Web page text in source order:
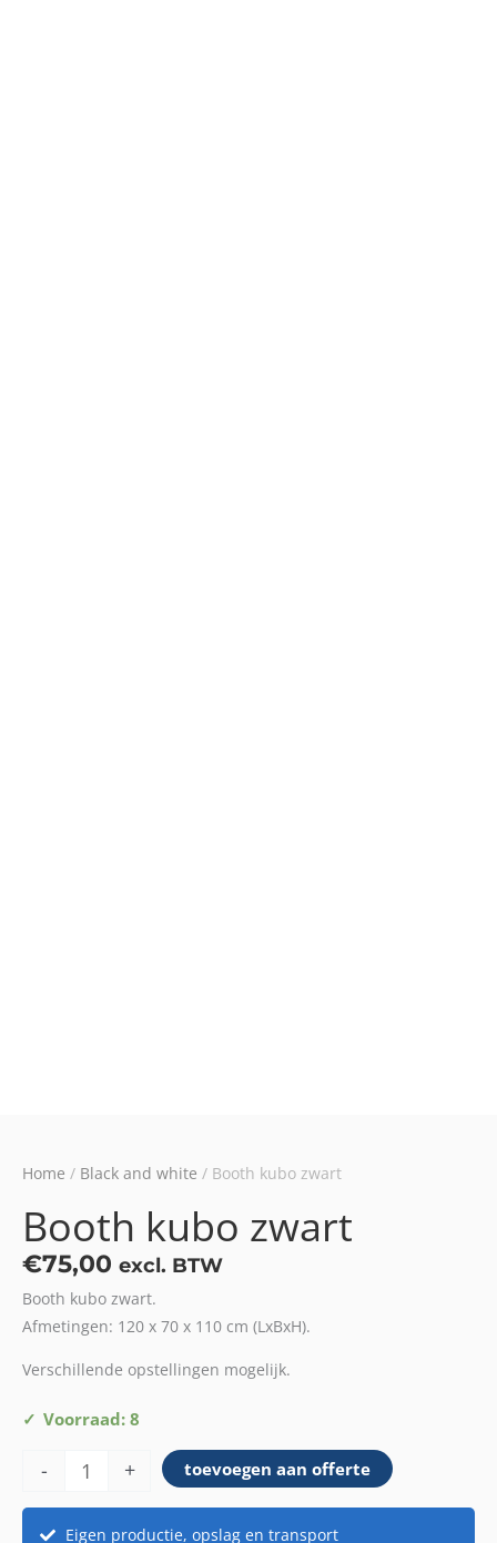
Home / Black and white / Booth kubo zwart
Booth kubo zwart
€75,00 excl. BTW
Booth kubo zwart.
Afmetingen: 120 x 70 x 110 cm (LxBxH).
Verschillende opstellingen mogelijk.
Voorraad: 8
-
Booth
zwart
+ toevoegen aan offerte
Eigen productie, opslag en transport